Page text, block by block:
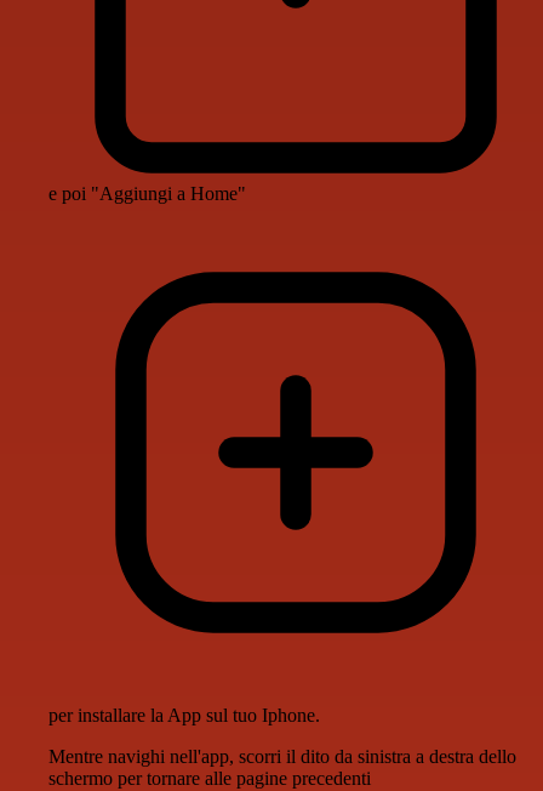
e poi "Aggiungi a Home"
per installare la App sul tuo Iphone.
Mentre navighi nell'app, scorri il dito da sinistra a destra dello
schermo per tornare alle pagine precedenti